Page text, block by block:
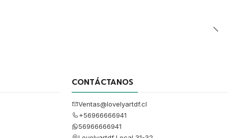
CONTÁCTANOS
Ventas@lovelyartdf.cl
+56966666941
56966666941